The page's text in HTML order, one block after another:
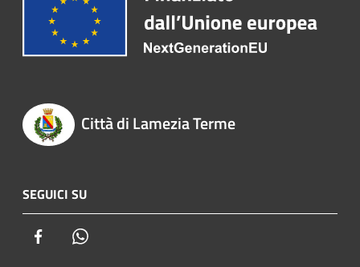
Città di Lamezia Terme
SEGUICI SU
Facebook